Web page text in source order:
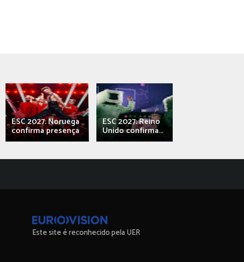
ESC 2027: Noruega
confirma presença
ESC 2027: Reino
Unido confirma...
Este site é reconhecido pela UER